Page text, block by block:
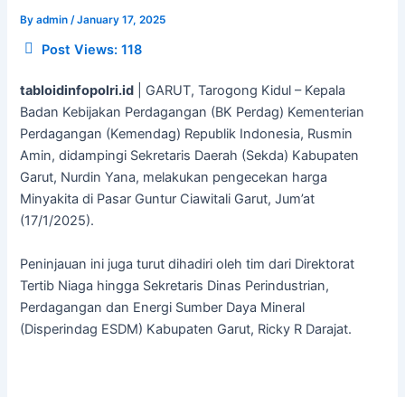
Byadmin /January 17, 2025
Post Views: 118
tabloidinfopolri.id | GARUT, Tarogong Kidul – Kepala
Badan Kebijakan Perdagangan (BK Perdag) Kementerian
Perdagangan (Kemendag) Republik Indonesia, Rusmin
Amin, didampingi Sekretaris Daerah (Sekda) Kabupaten
Garut, Nurdin Yana, melakukan pengecekan harga
Minyakita di Pasar Guntur Ciawitali Garut, Jum’at
(17/1/2025).
Peninjauan ini juga turut dihadiri oleh tim dari Direktorat
Tertib Niaga hingga Sekretaris Dinas Perindustrian,
Perdagangan dan Energi Sumber Daya Mineral
(Disperindag ESDM) Kabupaten Garut, Ricky R Darajat.